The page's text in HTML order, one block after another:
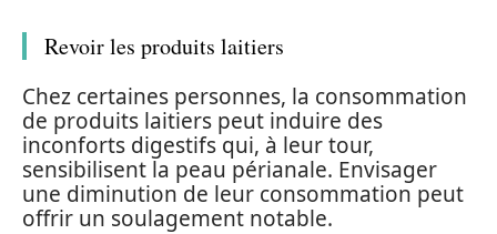
Revoir les produits laitiers
Chez certaines personnes, la consommation
de produits laitiers peut induire des
inconforts digestifs qui, à leur tour,
sensibilisent la peau périanale. Envisager
une diminution de leur consommation peut
offrir un soulagement notable.